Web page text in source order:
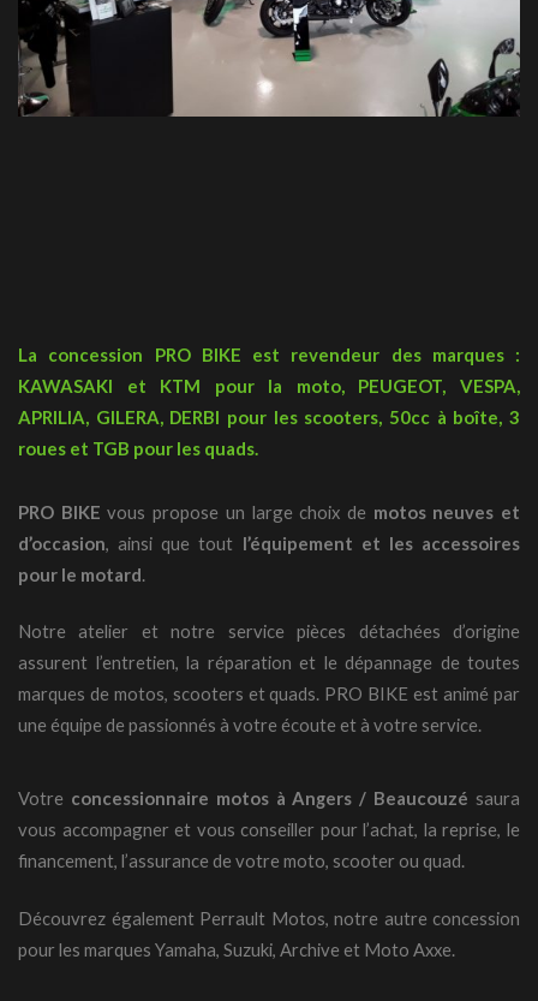
La concession PRO BIKE est revendeur des marques :
KAWASAKI et KTM pour la moto, PEUGEOT, VESPA,
APRILIA, GILERA, DERBI pour les scooters, 50cc à boîte, 3
roues et TGB pour les quads.
PRO BIKE vous propose un large choix de motos neuves et
d’occasion, ainsi que tout l’équipement et les accessoires
pour le motard.
Notre atelier et notre service pièces détachées d’origine
assurent l’entretien, la réparation et le dépannage de toutes
marques de motos, scooters et quads. PRO BIKE est animé par
une équipe de passionnés à votre écoute et à votre service.
Votre concessionnaire motos à Angers / Beaucouzé saura
vous accompagner et vous conseiller pour l’achat, la reprise, le
financement, l’assurance de votre moto, scooter ou quad.
Découvrez également Perrault Motos, notre autre concession
pour les marques Yamaha, Suzuki, Archive et Moto Axxe.